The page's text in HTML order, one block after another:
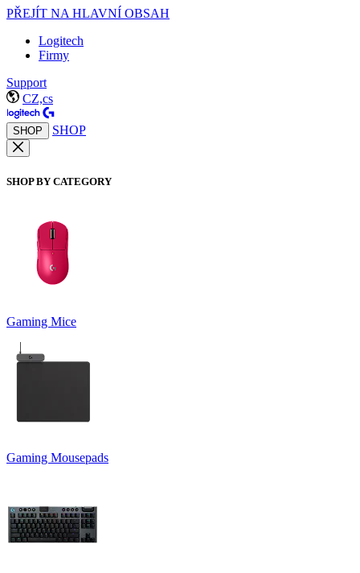
PŘEJÍT NA HLAVNÍ OBSAH
Logitech
Firmy
Support
CZ,cs
SHOP SHOP
SHOP BY CATEGORY
Gaming Mice
Gaming Mousepads